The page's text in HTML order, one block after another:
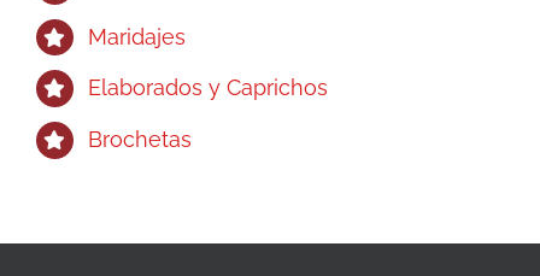
Maridajes
Elaborados y Caprichos
Brochetas